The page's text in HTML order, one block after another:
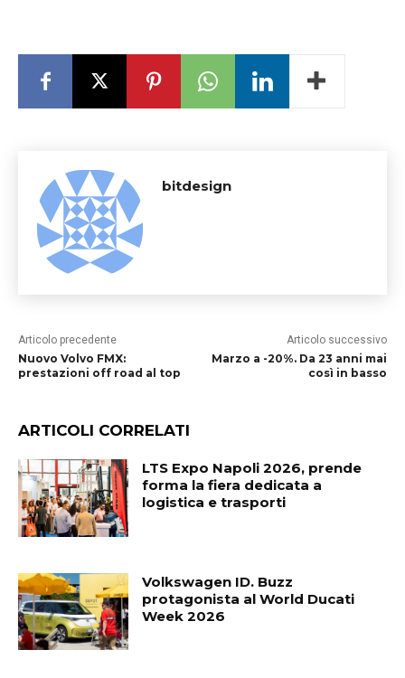
bitdesign
Articolo precedente
Nuovo Volvo FMX:
prestazioni off road al top
Articolo successivo
Marzo a -20%. Da 23 anni mai
così in basso
ARTICOLI CORRELATI
LTS Expo Napoli 2026, prende
forma la fiera dedicata a
logistica e trasporti
Volkswagen ID. Buzz
protagonista al World Ducati
Week 2026